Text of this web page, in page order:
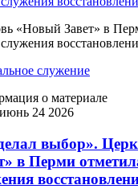
«Новый Завет» в
служение
о материале
июнь 24 2026
выбор».
в Перми